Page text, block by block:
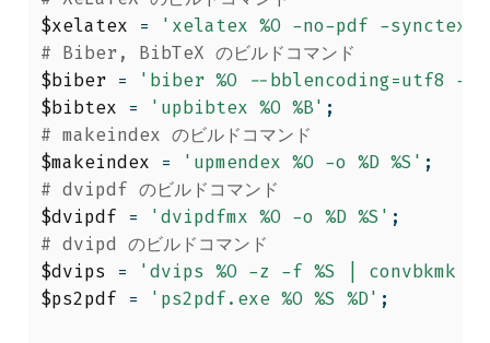
$xelatex =
'xelatex %O -no-pdf -
# Biber, BibTeX のビルドコマンド
$biber =
'biber %O --bblencoding=utf8 -u
$bibtex = 'upbibtex %O %B' ;
# makeindex のビルドコマンド
$makeindex = 'upmendex %O -o %D %S' ;
# dvipdf のビルドコマンド
$dvipdf = 'dvipdfmx %O -o %D %S' ;
# dvipd のビルドコマンド
$dvips
=
'dvips %O -z -f %S | convbkmk -
$ps2pdf = 'ps2pdf.exe %O %S %D' ;